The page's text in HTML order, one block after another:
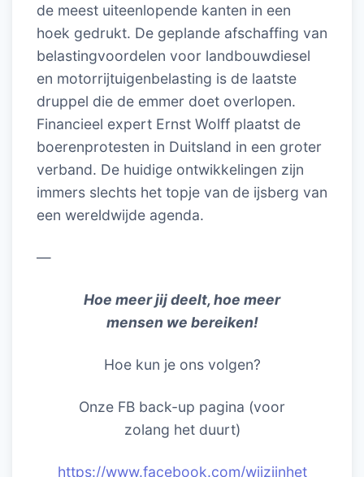
de meest uiteenlopende kanten in een
hoek gedrukt. De geplande afschaffing van
belastingvoordelen voor landbouwdiesel
en motorrijtuigenbelasting is de laatste
druppel die de emmer doet overlopen.
Financieel expert Ernst Wolff plaatst de
boerenprotesten in Duitsland in een groter
verband. De huidige ontwikkelingen zijn
immers slechts het topje van de ijsberg van
een wereldwijde agenda.
—
Hoe meer jij deelt, hoe meer
mensen we bereiken!
Hoe kun je ons volgen?
Onze FB back-up pagina (voor
zolang het duurt)
https://www.facebook.com/wijzijnhet